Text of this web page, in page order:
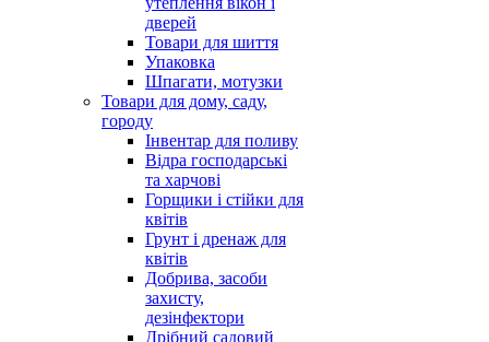
дверей
Товари для шиття
Упаковка
Шпагати, мотузки
Товари для дому, саду,
городу
Інвентар для поливу
Відра господарські
та харчові
Горщики і стійки для
квітів
Грунт і дренаж для
квітів
Добрива, засоби
захисту,
дезінфектори
Дрібний садовий